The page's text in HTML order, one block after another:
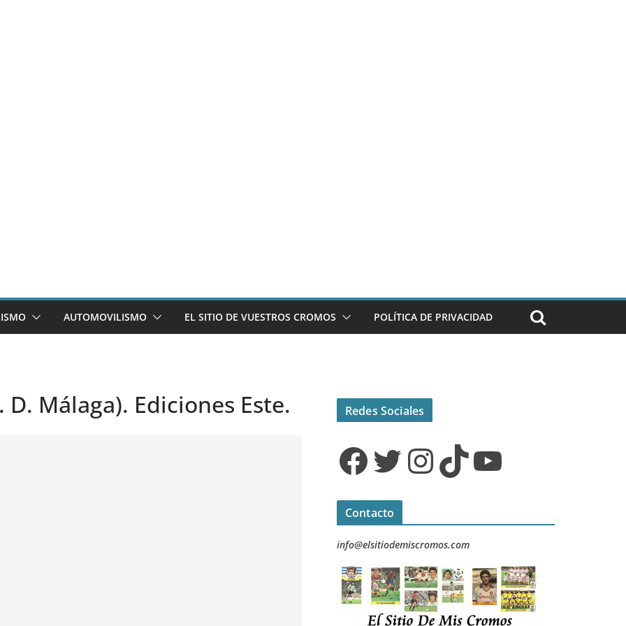
AUTOMOVILISMO EL SITIO DE VUESTROS CROMOS POLÍTICA DE PRIVACIDAD
D. Málaga). Ediciones Este. Redes Sociales
Facebook Twitter InstagramTikTok YouTube
Contacto
info@elsitiodemiscromos.com